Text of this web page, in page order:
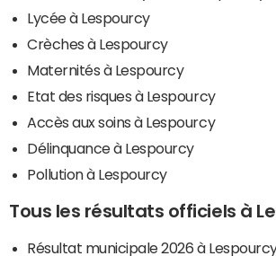
Lycée à Lespourcy
Crèches à Lespourcy
Maternités à Lespourcy
Etat des risques à Lespourcy
Accès aux soins à Lespourcy
Délinquance à Lespourcy
Pollution à Lespourcy
Tous les résultats officiels à
Résultat municipale 2026 à